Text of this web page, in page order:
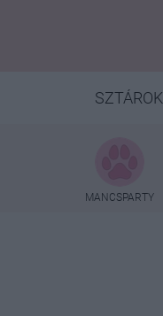
SZTÁROK
MANCSPARTY